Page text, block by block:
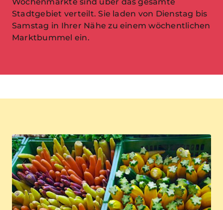
Stadtgebiet verteilt. Sie laden von Dienstag bis
Samstag in Ihrer Nähe zu einem wöchentlichen
Marktbummel ein.